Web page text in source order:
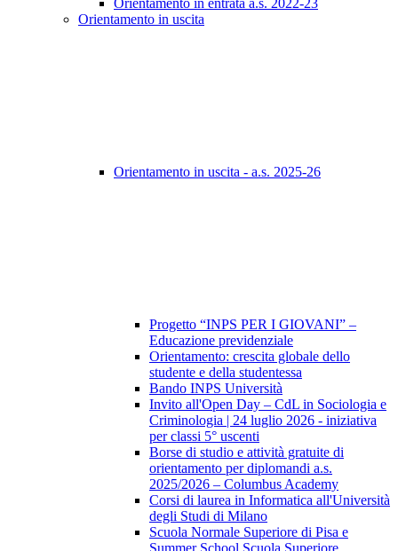
Orientamento in entrata a.s. 2022-23
Orientamento in uscita
Orientamento in uscita - a.s. 2025-26
Progetto “INPS PER I GIOVANI” –
Educazione previdenziale
Orientamento: crescita globale dello
studente e della studentessa
Bando INPS Università
Invito all'Open Day – CdL in Sociologia e
Criminologia | 24 luglio 2026 - iniziativa
per classi 5° uscenti
Borse di studio e attività gratuite di
orientamento per diplomandi a.s.
2025/2026 – Columbus Academy
Corsi di laurea in Informatica all'Università
degli Studi di Milano
Scuola Normale Superiore di Pisa e